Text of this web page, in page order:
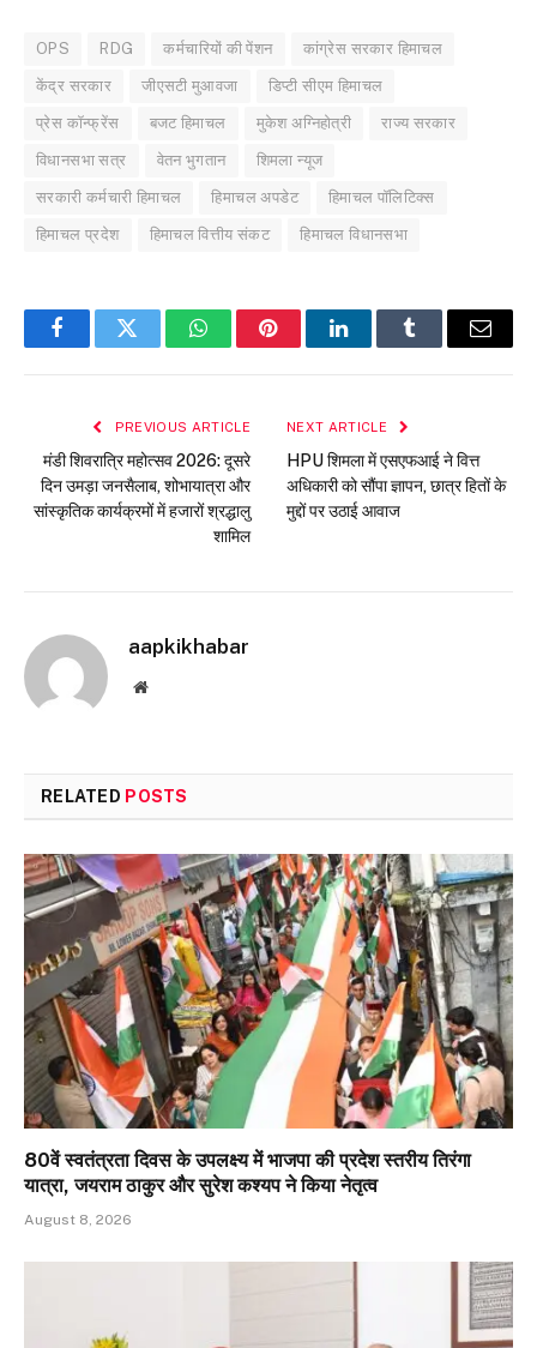
OPS RDG कर्मचारियों की पेंशन कांग्रेस सरकार हिमाचल
केंद्र सरकार जीएसटी मुआवजा डिप्टी सीएम हिमाचल
प्रेस कॉन्फ्रेंस बजट हिमाचल मुकेश अग्निहोत्री राज्य सरकार
विधानसभा सत्र वेतन भुगतान शिमला न्यूज
सरकारी कर्मचारी हिमाचल हिमाचल अपडेट हिमाचल पॉलिटिक्स
हिमाचल प्रदेश हिमाचल वित्तीय संकट हिमाचल विधानसभा
FacebookTwitter WhatsAppPinterestLinkedInTumblr Email
PREVIOUS ARTICLE
मंडी शिवरात्रि महोत्सव 2026: दूसरे
दिन उमड़ा जनसैलाब, शोभायात्रा और
सांस्कृतिक कार्यक्रमों में हजारों श्रद्धालु
शामिल
NEXT ARTICLE
HPU शिमला में एसएफआई ने वित्त
अधिकारी को सौंपा ज्ञापन, छात्र हितों के
मुद्दों पर उठाई आवाज
aapkikhabar
Website
RELATED POSTS
80वें स्वतंत्रता दिवस के उपलक्ष्य में भाजपा की प्रदेश स्तरीय तिरंगा
यात्रा, जयराम ठाकुर और सुरेश कश्यप ने किया नेतृत्व
August 8, 2026